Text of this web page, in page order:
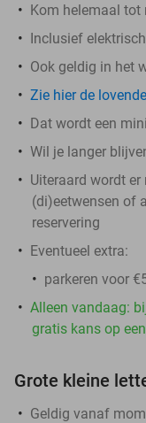
Kom helemaal tot
Inclusief
Ook geldig in het
Zie hier de
Dat wordt een
Wil je langer
Uiteraard wordt
(di)eetwensen of
reservering
Eventueel extra:
parkeren voor
Alleen vandaag:
gratis kans op
Grote kleine
Geldig vanaf